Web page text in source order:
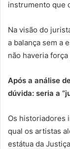
instrumento que
Na visão do
a balança sem a
não haveria
Após a análise
dúvida: seria a
Os historiadores
qual os artistas
estátua da